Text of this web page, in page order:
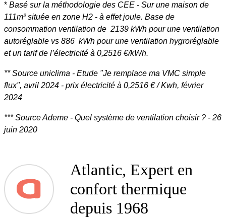
* Basé sur la méthodologie des CEE - Sur une maison de
111m² située en zone H2 - à effet joule. Base de
consommation ventilation de 2139 kWh pour une ventilation
autoréglable vs 886 kWh pour une ventilation hygroréglable
et un tarif de l’électricité à 0,2516 €/kWh.
** Source uniclima - Etude "Je remplace ma VMC simple
flux", avril 2024 - prix électricité à 0,2516 € / Kwh, février
2024
*** Source Ademe - Quel système de ventilation choisir ? - 26
juin 2020
Atlantic, Expert en
confort thermique
depuis 1968